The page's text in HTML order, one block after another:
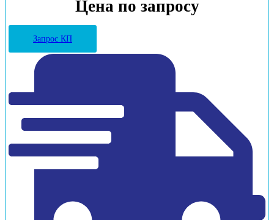
Цена по запросу
Запрос КП